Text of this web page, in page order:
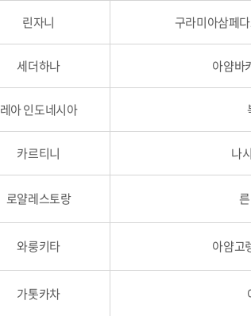
린자니 구라미아삼페
세더하나 아얌바
레아 인도네시아
카르티니 나
로얄레스토랑
와룽키타 아얌고
가톳카차